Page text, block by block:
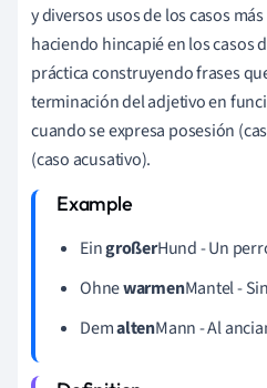
y diversos usos de los casos
haciendo hincapié en los casos
práctica construyendo frases
terminación del adjetivo en
cuando se expresa posesión
(caso acusativo).
EingroßerHund - Un
OhnewarmenMantel -
DemaltenMann - Al